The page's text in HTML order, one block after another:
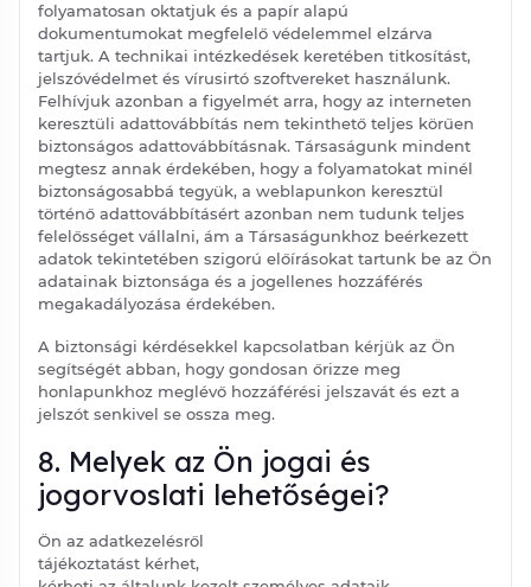
folyamatosan oktatjuk és a papír alapú
dokumentumokat megfelelő védelemmel elzárva
tartjuk. A technikai intézkedések keretében titkosítást,
jelszóvédelmet és vírusirtó szoftvereket használunk.
Felhívjuk azonban a figyelmét arra, hogy az interneten
keresztüli adattovábbítás nem tekinthető teljes körűen
biztonságos adattovábbításnak. Társaságunk mindent
megtesz annak érdekében, hogy a folyamatokat minél
biztonságosabbá tegyük, a weblapunkon keresztül
történő adattovábbításért azonban nem tudunk teljes
felelősséget vállalni, ám a Társaságunkhoz beérkezett
adatok tekintetében szigorú előírásokat tartunk be az Ön
adatainak biztonsága és a jogellenes hozzáférés
megakadályozása érdekében.
A biztonsági kérdésekkel kapcsolatban kérjük az Ön
segítségét abban, hogy gondosan őrizze meg
honlapunkhoz meglévő hozzáférési jelszavát és ezt a
jelszót senkivel se ossza meg.
8. Melyek az Ön jogai és
jogorvoslati lehetőségei?
Ön az adatkezelésről
tájékoztatást kérhet,